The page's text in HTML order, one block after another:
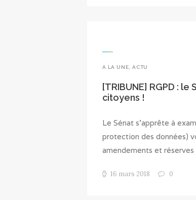
A LA UNE ,ACTU
[TRIBUNE] RGPD :
citoyens !
Le Sénat s’apprête à
protection des données)
amendements et
16 mars 2018 0